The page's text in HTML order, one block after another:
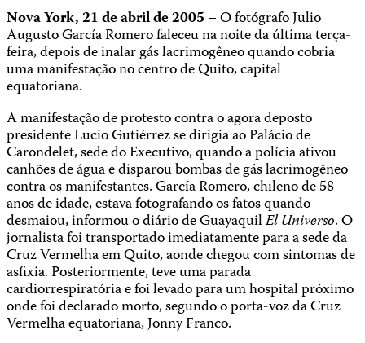
Nova York, 21 de abril de 2005 –O fotógrafo Julio
Augusto García Romero faleceu na noite da última terça-
feira, depois de inalar gás lacrimogêneo quando cobria
uma manifestação no centro de Quito, capital
equatoriana.
A manifestação de protesto contra o agora deposto
presidente Lucio Gutiérrez se dirigia ao Palácio de
Carondelet, sede do Executivo, quando a polícia ativou
canhões de água e disparou bombas de gás lacrimogêneo
contra os manifestantes. García Romero, chileno de 58
anos de idade, estava fotografando os fatos quando
desmaiou, informou o diário de GuayaquilEl Universo. O
jornalista foi transportado imediatamente para a sede da
Cruz Vermelha em Quito, aonde chegou com sintomas de
asfixia. Posteriormente, teve uma parada
cardiorrespiratória e foi levado para um hospital próximo
onde foi declarado morto, segundo o porta-voz da Cruz
Vermelha equatoriana, Jonny Franco.